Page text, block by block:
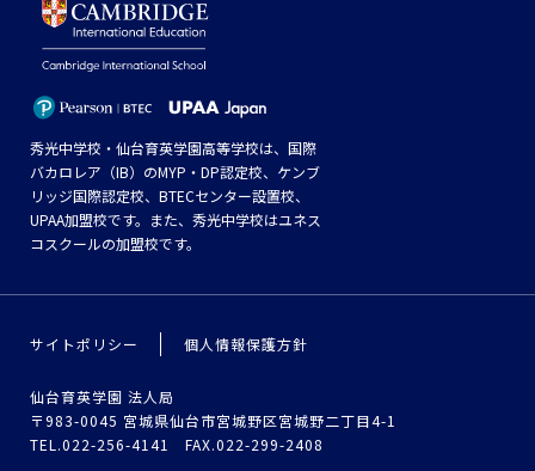
秀光中学校・仙台育英学園高等学校は、国際
バカロレア（IB）のMYP・DP認定校、ケンブ
リッジ国際認定校、BTECセンター設置校、
UPAA加盟校です。また、秀光中学校はユネス
コスクールの加盟校です。
サイトポリシー 個人情報保護方針
仙台育英学園 法人局
〒983-0045 宮城県仙台市宮城野区宮城野二丁目4-1
TEL.022-256-4141 FAX.022-299-2408